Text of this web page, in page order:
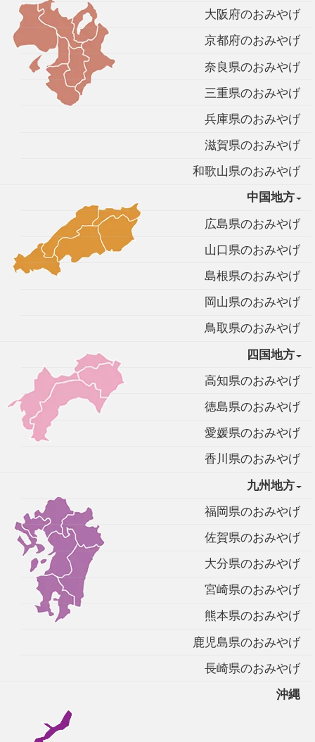
大阪府のおみやげ
京都府のおみやげ
奈良県のおみやげ
三重県のおみやげ
兵庫県のおみやげ
滋賀県のおみやげ
和歌山県のおみやげ
中国地方
広島県のおみやげ
山口県のおみやげ
島根県のおみやげ
岡山県のおみやげ
鳥取県のおみやげ
四国地方
高知県のおみやげ
徳島県のおみやげ
愛媛県のおみやげ
香川県のおみやげ
九州地方
福岡県のおみやげ
佐賀県のおみやげ
大分県のおみやげ
宮崎県のおみやげ
熊本県のおみやげ
鹿児島県のおみやげ
長崎県のおみやげ
沖縄